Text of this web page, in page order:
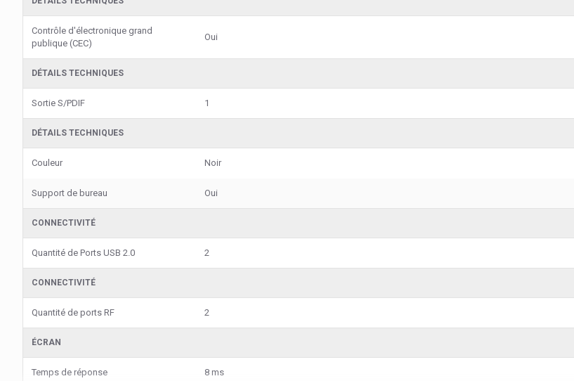
Contrôle d'électronique grand
publique (CEC)
Oui
DÉTAILS TECHNIQUES
Sortie S/PDIF 1
DÉTAILS TECHNIQUES
Couleur Noir
Support de bureau Oui
CONNECTIVITÉ
Quantité de Ports USB 2.0 2
CONNECTIVITÉ
Quantité de ports RF 2
ÉCRAN
Temps de réponse 8 ms